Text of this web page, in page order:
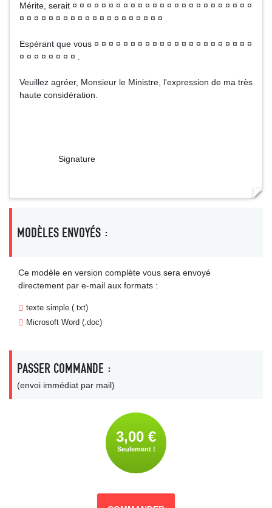
Mérite, serait ¤ ¤ ¤ ¤ ¤ ¤ ¤ ¤ ¤ ¤ ¤ ¤ ¤ ¤ ¤ ¤ ¤ ¤ ¤ ¤ ¤ ¤ ¤ ¤ ¤
¤ ¤ ¤ ¤ ¤ ¤ ¤ ¤ ¤ ¤ ¤ ¤ ¤ ¤ ¤ ¤ ¤ ¤ ¤ ¤ .
Espérant que vous ¤ ¤ ¤ ¤ ¤ ¤ ¤ ¤ ¤ ¤ ¤ ¤ ¤ ¤ ¤ ¤ ¤ ¤ ¤ ¤ ¤ ¤
¤ ¤ ¤ ¤ ¤ ¤ ¤ ¤ .
Veuillez agréer, Monsieur le Ministre, l'expression de ma très
haute considération.
Signature
MODÈLES ENVOYÉS :
Ce modèle en version complète vous sera envoyé
directement par e-mail aux formats :
texte simple (.txt)
Microsoft Word (.doc)
PASSER COMMANDE :
(envoi immédiat par mail)
3,00 €
Seulement !